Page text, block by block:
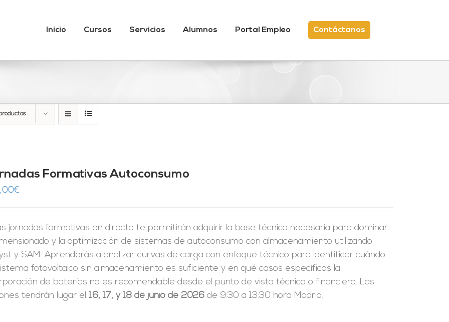
Inicio Cursos Servicios Alumnos Portal Empleo Contáctanos
Formativas Autoconsumo
€
jornadas formativas en directo te permitirán adquirir la base técnica necesaria para dominar
y la optimización de sistemas de autoconsumo con almacenamiento utilizando
y SAM. Aprenderás a analizar curvas de carga con enfoque técnico para identificar cuándo
fotovoltaico sin almacenamiento es suficiente y en qué casos específicos la
de baterías no es recomendable desde el punto de vista técnico o financiero. Las
tendrán lugar el16, 17, y 18 de junio de 2026 de 9:30 a 13:30 hora Madrid.